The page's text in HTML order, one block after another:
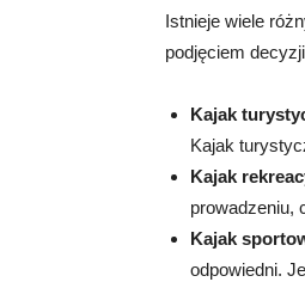
Istnieje wiele
podjęciem
Kajak
Kajak
Kajak
prowadzeniu,
Kajak
odpowiedni.